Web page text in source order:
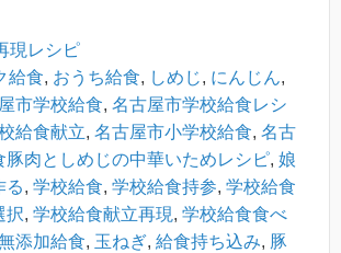
現レシピ
給食, おうち給食, しめじ, にんじん,
市学校給食, 名古屋市学校給食レシ
給食献立, 名古屋市小学校給食, 名古
豚肉としめじの中華いためレシピ, 娘
る, 学校給食, 学校給食持参, 学校給食
択, 学校給食献立再現, 学校給食食べ
添加給食, 玉ねぎ, 給食持ち込み, 豚